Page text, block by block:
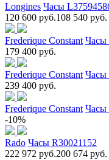
Longines Часы
120 600 руб.108 540 руб.
Frederique Constant Часы
179 400 руб.
Frederique Constant Часы
239 400 руб.
Frederique Constant Часы
-10%
Rado Часы R30021152
222 972 руб.200 674 руб.